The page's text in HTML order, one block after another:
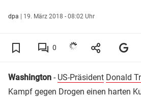
dpa | 19. März 2018 - 08:02 Uhr
0
Washington - US-Präsident Donald
Kampf gegen Drogen einen harten